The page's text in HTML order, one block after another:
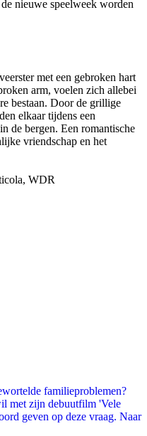
nieuwe speelweek worden
met een gebroken hart
arm, voelen zich allebei
bestaan. Door de grillige
elkaar tijdens een
de bergen. Een romantische
vriendschap en het
WDR
familieproblemen?
met zijn debuutfilm 'Vele
geven op deze vraag. Naar